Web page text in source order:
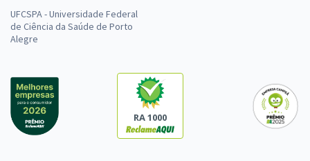
UFCSPA - Universidade Federal
de Ciência da Saúde de Porto
Alegre
RA 1000